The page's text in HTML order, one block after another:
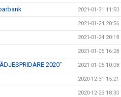
2021-01-31 11:50
2021-01-24 20:56
2021-01-24 20:18
2021-01-05 16:28
2020" 2021-01-05 10:08
2020-12-31 15:21
2020-12-23 18:30